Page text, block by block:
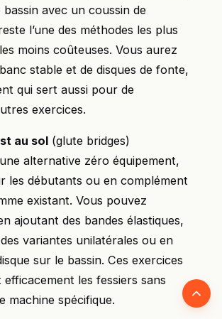
bassin avec un coussin de
l’une des méthodes les plus
moins coûteuses. Vous aurez
stable et de disques de fonte,
qui sert aussi pour de
exercices.
au sol (glute bridges)
alternative zéro équipement,
les débutants ou en complément
existant. Vous pouvez
ajoutant des bandes élastiques,
variantes unilatérales ou en
sur le bassin. Ces exercices
les fessiers sans
machine spécifique.